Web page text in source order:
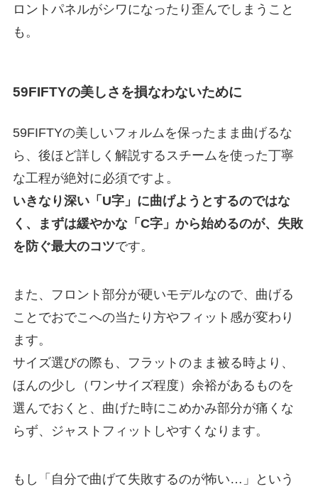
ロントパネルがシワになったり歪んでしまうこと
も。
59FIFTYの美しさを損なわないために
59FIFTYの美しいフォルムを保ったまま曲げるな
ら、後ほど詳しく解説するスチームを使った丁寧
な工程が絶対に必須ですよ。
いきなり深い「U字」に曲げようとするのではな
く、まずは緩やかな「C字」から始めるのが、失敗
を防ぐ最大のコツです。
また、フロント部分が硬いモデルなので、曲げる
ことでおでこへの当たり方やフィット感が変わり
ます。
サイズ選びの際も、フラットのまま被る時より、
ほんの少し（ワンサイズ程度）余裕があるものを
選んでおくと、曲げた時にこめかみ部分が痛くな
らず、ジャストフィットしやすくなります。
もし「自分で曲げて失敗するのが怖い…」という